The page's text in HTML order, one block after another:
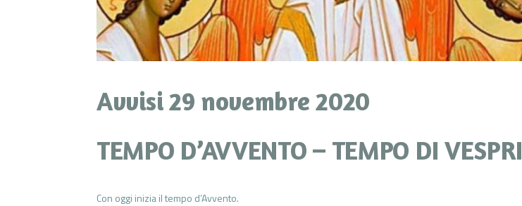
Avvisi 29 novembre 2020
TEMPO D’AVVENTO – TEMPO DI VESPRI
Con oggi inizia il tempo d’Avvento.